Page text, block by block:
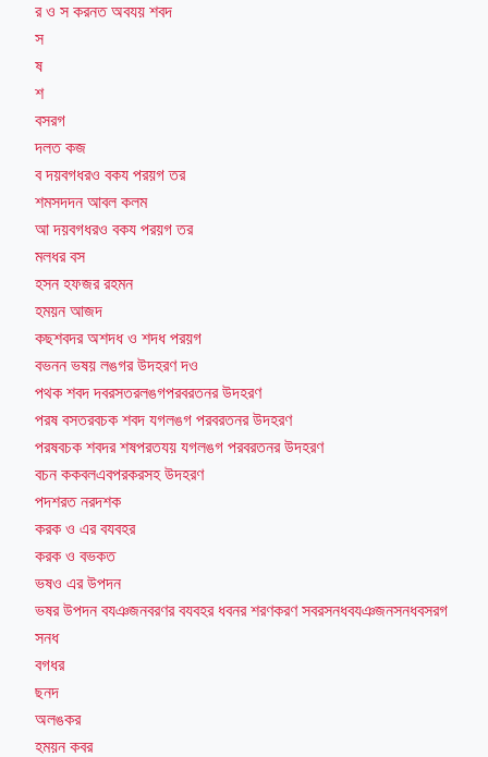
র ও স করনত অবযয় শবদ
স
ষ
শ
বসরগ
দলত কজ
ব দয়বগধরও বকয পরয়গ তর
শমসদদন আবল কলম
আ দয়বগধরও বকয পরয়গ তর
মলধর বস
হসন হফজর রহমন
হময়ন আজদ
কছশবদর অশদধ ও শদধ পরয়গ
বভনন ভষয় লঙগর উদহরণ দও
পথক শবদ দবরসতরলঙগপরবরতনর উদহরণ
পরষ বসতরবচক শবদ যগলঙগ পরবরতনর উদহরণ
পরষবচক শবদর শষপরতযয় যগলঙগ পরবরতনর উদহরণ
বচন ককবলএবপরকরসহ উদহরণ
পদশরত নরদশক
করক ও এর বযবহর
করক ও বভকত
ভষও এর উপদন
ভষর উপদন বযঞজনবরণর বযবহর ধবনর শরণকরণ সবরসনধবযঞজনসনধবসরগ
সনধ
বগধর
ছনদ
অলঙকর
হময়ন কবর